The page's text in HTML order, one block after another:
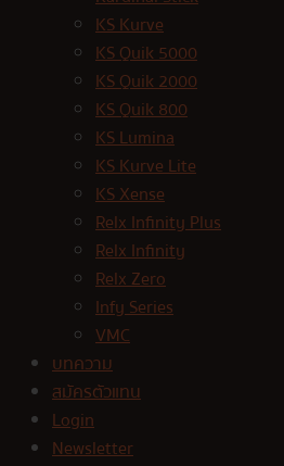
KS Kurve
KS Quik 5000
KS Quik 2000
KS Quik 800
KS Lumina
KS Kurve Lite
KS Xense
Relx Infinity Plus
Relx Infinity
Relx Zero
Infy Series
VMC
บทความ
สมัครตัวแทน
Login
Newsletter